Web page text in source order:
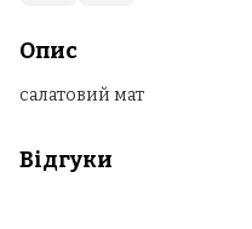
Опис
салатовий мат
Відгуки